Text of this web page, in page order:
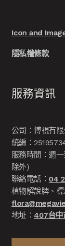
Icon and
隱私權條款
服務資訊
公司：博視有限
統編：
服務時間：週
除外)
聯絡電話： 04
植物解說牌、
地址： 407台中